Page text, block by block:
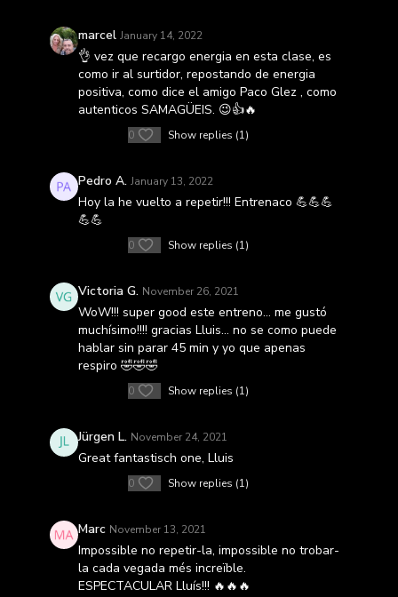
marcel January 14, 2022
👌 vez que recargo energia en esta clase, es
como ir al surtidor, repostando de energia
positiva, como dice el amigo Paco Glez , como
autenticos SAMAGÜEIS. 😉👍🔥
0 Show replies (1)
Pedro A. January 13, 2022
Hoy la he vuelto a repetir!!! Entrenaco 💪💪💪
💪💪
0 Show replies (1)
Victoria G. November 26, 2021
WoW!!! super good este entreno… me gustó
muchísimo!!!! gracias Lluis… no se como puede
hablar sin parar 45 min y yo que apenas
respiro 🤣🤣🤣
0 Show replies (1)
Jürgen L. November 24, 2021
Great fantastisch one, Lluis
0 Show replies (1)
Marc November 13, 2021
Impossible no repetir-la, impossible no trobar-
la cada vegada més increïble.
ESPECTACULAR Lluís!!! 🔥🔥🔥